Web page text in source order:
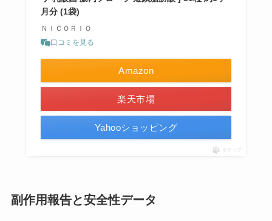
月分 (1袋)
ＮＩＣＯＲＩＯ
口コミを見る
Amazon
楽天市場
Yahooショッピング
ポチップ
副作用報告と安全性データ